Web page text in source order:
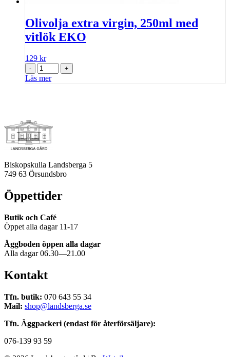
Olivolja extra virgin, 250ml med
vitlök EKO
129 kr
- +
Läs mer
Biskopskulla Landsberga 5
749 63 Örsundsbro
Öppettider
Butik och Café
Öppet alla dagar 11-17
Äggboden öppen alla dagar
Alla dagar 06.30—21.00
Kontakt
Tfn. butik: 070 643 55 34
Mail: shop@landsberga.se
Tfn. Äggpackeri (endast för återförsäljare):
076-139 93 59